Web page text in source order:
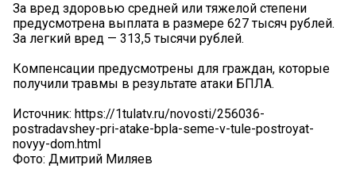
За вред здоровью средней или тяжелой степени
предусмотрена выплата в размере 627 тысяч рублей.
За легкий вред — 313,5 тысячи рублей.
Компенсации предусмотрены для граждан, которые
получили травмы в результате атаки БПЛА.
Источник: https://1tulatv.ru/novosti/256036-
postradavshey-pri-atake-bpla-seme-v-tule-postroyat-
novyy-dom.html
Фото: Дмитрий Миляев